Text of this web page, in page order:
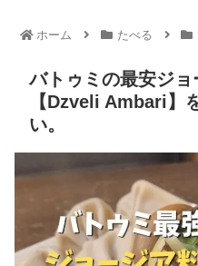
ホーム たべる
バトゥミの最安ジ
【Dzveli Ambari】
い。